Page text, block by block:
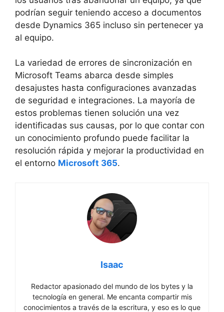
podrían seguir teniendo acceso a documentos
desde Dynamics 365 incluso sin pertenecer ya
al equipo.
La variedad de errores de sincronización en
Microsoft Teams abarca desde simples
desajustes hasta configuraciones avanzadas
de seguridad e integraciones. La mayoría de
estos problemas tienen solución una vez
identificadas sus causas, por lo que contar con
un conocimiento profundo puede facilitar la
resolución rápida y mejorar la productividad en
el entorno Microsoft 365.
Isaac
Redactor apasionado del mundo de los bytes y la
tecnología en general. Me encanta compartir mis
conocimientos a través de la escritura, y eso es lo que